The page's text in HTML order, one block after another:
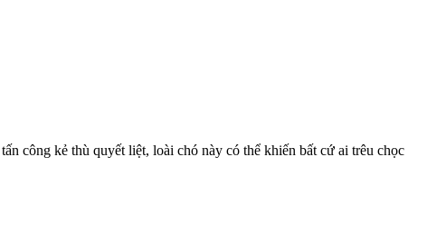
công kẻ thù quyết liệt, loài chó này có thể khiến bất cứ ai trêu chọc